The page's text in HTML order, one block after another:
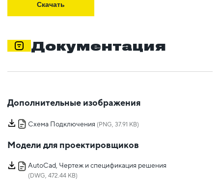
Скачать
Документация
Дополнительные изображения
Схема Подключения (PNG, 37.91 KB)
Модели для проектировщиков
AutoCad, Чертеж и спецификация решения
(DWG, 472.44 KB)